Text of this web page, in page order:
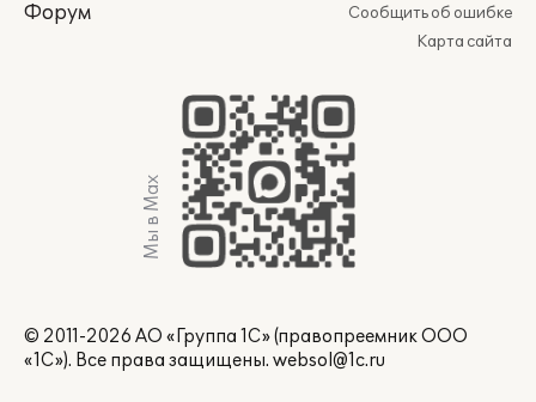
Форум
Сообщить об ошибке
Карта сайта
Мы в Max
© 2011-2026 АО «Группа 1С» (правопреемник ООО
«1С»). Все права защищены. websol@1c.ru